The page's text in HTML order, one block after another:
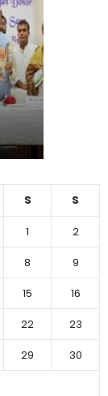
S S
1
2
8
9
15
16
22
23
29
30